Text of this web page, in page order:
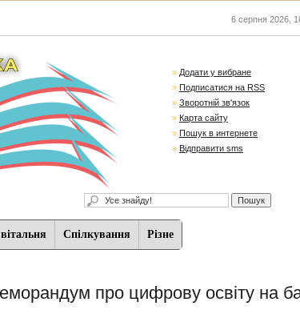
6 серпня 2026
» Додати у вибране
» Подписатися на RSS
» Зворотній зв'язок
» Карта сайту
» Пошук в интернете
» Відправити sms
Спiлкування Різне
про цифрову освіту на